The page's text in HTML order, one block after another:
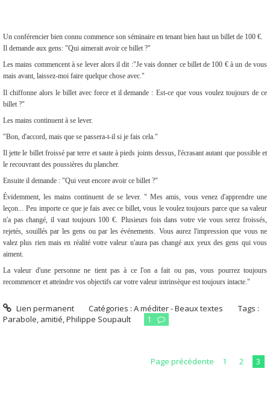
Un conférencier bien connu commence son séminaire en tenant bien haut un billet de 100 €.
Il demande aux gens: "Qui aimerait avoir ce billet ?"
Les mains commencent à se lever alors il dit :"Je vais donner ce billet de 100 € à un de vous
mais avant, laissez-moi faire quelque chose avec."
Il chiffonne alors le billet avec force et il demande : Est-ce que vous voulez toujours de ce
billet ?"
Les mains continuent à se lever.
"Bon, d'accord, mais que se passera-t-il si je fais cela."
Il jette le billet froissé par terre et saute à pieds joints dessus, l'écrasant autant que possible et
le recouvrant des poussières du plancher.
Ensuite il demande : "Qui veut encore avoir ce billet ?"
Évidemment, les mains continuent de se lever. " Mes amis, vous venez d'apprendre une
leçon... Peu importe ce que je fais avec ce billet, vous le voulez toujours parce que sa valeur
n'a pas changé, il vaut toujours 100 €. Plusieurs fois dans votre vie vous serez froissés,
rejetés, souillés par les gens ou par les événements. Vous aurez l'impression que vous ne
valez plus rien mais en réalité votre valeur n'aura pas changé aux yeux des gens qui vous
aiment.
La valeur d'une personne ne tient pas à ce l'on a fait ou pas, vous pourrez toujours
recommencer et atteindre vos objectifs car votre valeur intrinsèque est toujours intacte."
Lien permanent Catégories :A méditer - Beaux textes
Tags :
Parabole, amitié,Philippe Soupault 1
Page précédente 1 2 3